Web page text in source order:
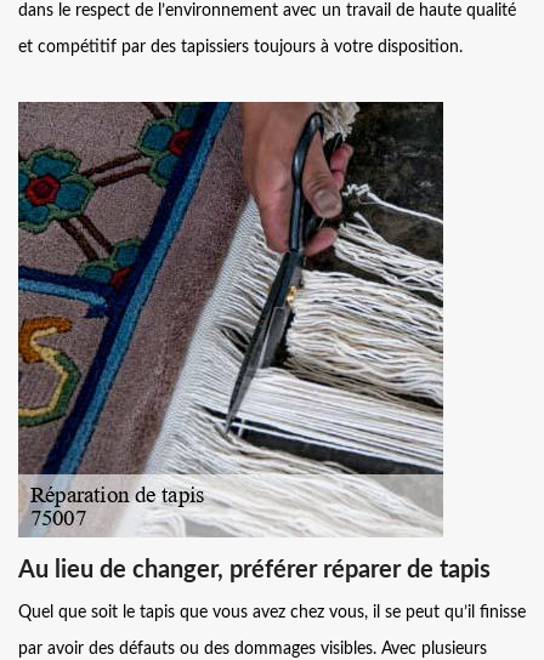
dans le respect de l’environnement avec un travail de haute qualité
et compétitif par des tapissiers toujours à votre disposition.
Au lieu de changer, préférer réparer de tapis
Quel que soit le tapis que vous avez chez vous, il se peut qu’il finisse
par avoir des défauts ou des dommages visibles. Avec plusieurs